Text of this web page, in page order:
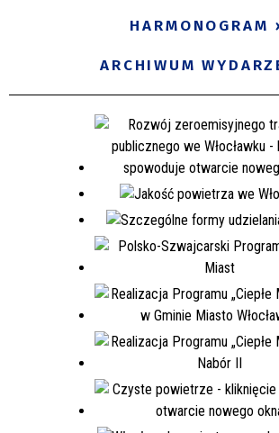
HARMONOGRAM
ARCHIWUM